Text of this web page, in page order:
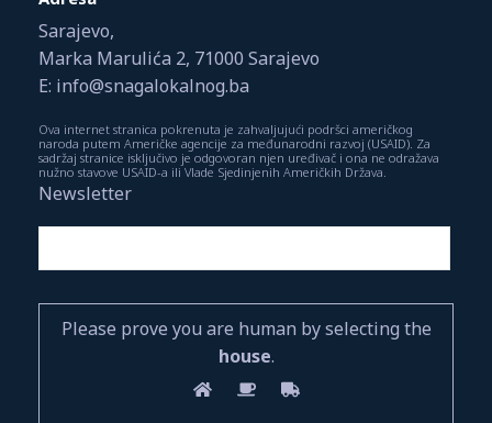
Sarajevo,
Marka Marulića 2, 71000 Sarajevo
E: info@snagalokalnog.ba
Ova internet stranica pokrenuta je zahvaljujući podršci američkog
naroda putem Američke agencije za međunarodni razvoj (USAID). Za
sadržaj stranice isključivo je odgovoran njen uređivač i ona ne odražava
nužno stavove USAID-a ili Vlade Sjedinjenih Američkih Država.
Newsletter
Please prove you are human by selecting the
house.